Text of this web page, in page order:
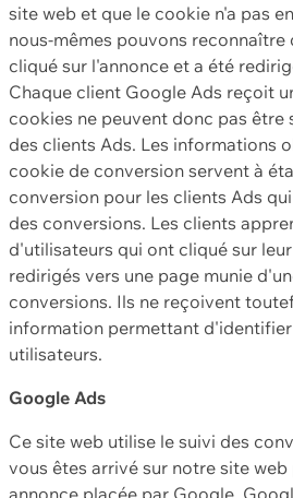
site web et que le cookie n'a pas
nous-mêmes pouvons reconnaître
cliqué sur l'annonce et a été
Chaque client Google Ads reçoit
cookies ne peuvent donc pas être
des clients Ads. Les informations
cookie de conversion servent à
conversion pour les clients Ads
des conversions. Les clients
d'utilisateurs qui ont cliqué sur
redirigés vers une page munie
conversions. Ils ne reçoivent
information permettant
utilisateurs.
Google Ads
Ce site web utilise le suivi des
vous êtes arrivé sur notre site